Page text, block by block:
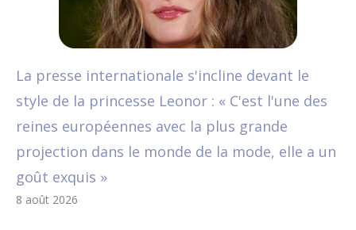
La presse internationale s'incline devant le
style de la princesse Leonor : « C'est l'une des
reines européennes avec la plus grande
projection dans le monde de la mode, elle a un
goût exquis »
8 août 2026